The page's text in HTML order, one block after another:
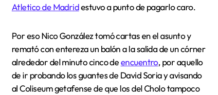
Atletico de Madridestuvo a punto de pagarlo caro.
Por eso Nico González tomó cartas en el asunto y
remató con entereza un balón a la salida de un córner
alrededor del minuto cinco deencuentro, por aquello
de ir probando los guantes de David Soria y avisando
al Coliseum getafense de que los del Cholo tampoco